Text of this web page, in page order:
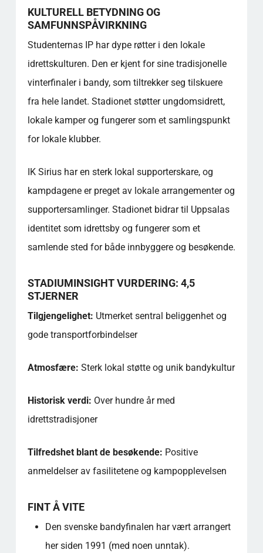
KULTURELL BETYDNING OG
SAMFUNNSPÅVIRKNING
Studenternas IP har dype røtter i den lokale
idrettskulturen. Den er kjent for sine tradisjonelle
vinterfinaler i bandy, som tiltrekker seg tilskuere
fra hele landet. Stadionet støtter ungdomsidrett,
lokale kamper og fungerer som et samlingspunkt
for lokale klubber.
IK Sirius har en sterk lokal supporterskare, og
kampdagene er preget av lokale arrangementer og
supportersamlinger. Stadionet bidrar til Uppsalas
identitet som idrettsby og fungerer som et
samlende sted for både innbyggere og besøkende.
STADIUMINSIGHT VURDERING: 4,5
STJERNER
Tilgjengelighet: Utmerket sentral beliggenhet og
gode transportforbindelser
Atmosfære: Sterk lokal støtte og unik bandykultur
Historisk verdi: Over hundre år med
idrettstradisjoner
Tilfredshet blant de besøkende: Positive
anmeldelser av fasilitetene og kampopplevelsen
FINT Å VITE
Den svenske bandyfinalen har vært arrangert
her siden 1991 (med noen unntak).